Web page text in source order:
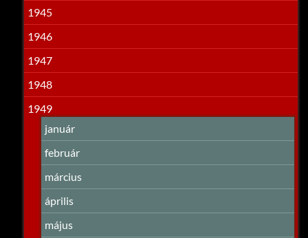
1945
1946
1947
1948
1949
január
február
március
április
május